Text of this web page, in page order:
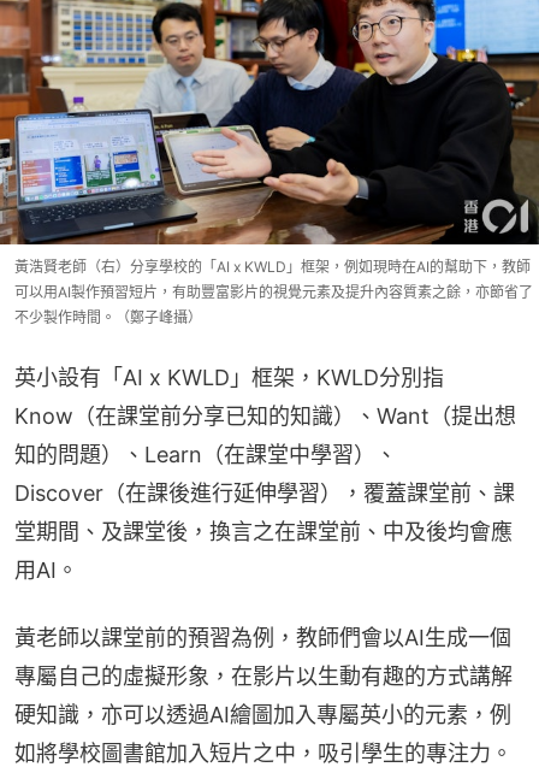
黃浩賢老師（右）分享學校的「AI x KWLD」框架，例如現時在AI的幫助下，教師
可以用AI製作預習短片，有助豐富影片的視覺元素及提升內容質素之餘，亦節省了
不少製作時間。（鄭子峰攝）
英小設有「AI x KWLD」框架，KWLD分別指
Know（在課堂前分享已知的知識）、Want（提出想
知的問題）、Learn（在課堂中學習）、
Discover（在課後進行延伸學習），覆蓋課堂前、課
堂期間、及課堂後，換言之在課堂前、中及後均會應
用AI。
黃老師以課堂前的預習為例，教師們會以AI生成一個
專屬自己的虛擬形象，在影片以生動有趣的方式講解
硬知識，亦可以透過AI繪圖加入專屬英小的元素，例
如將學校圖書館加入短片之中，吸引學生的專注力。